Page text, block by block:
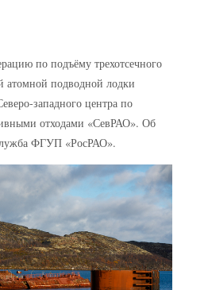
по подъёму трехотсечного
атомной подводной лодки
западного центра по
отходами «СевРАО». Об
ФГУП «РосРАО».